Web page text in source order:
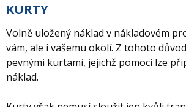
KURTY
Volně uložený náklad v nákladovém
vám, ale i vašemu okolí. Z tohoto
pevnými kurtami, jejichž pomocí lze
náklad.